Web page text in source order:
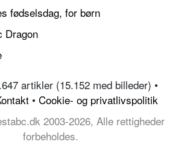
fødselsdag, for børn
Dragon
artikler (15.152 med billeder) •
• Cookie- og privatlivspolitik
2003-2026, Alle rettigheder
forbeholdes.